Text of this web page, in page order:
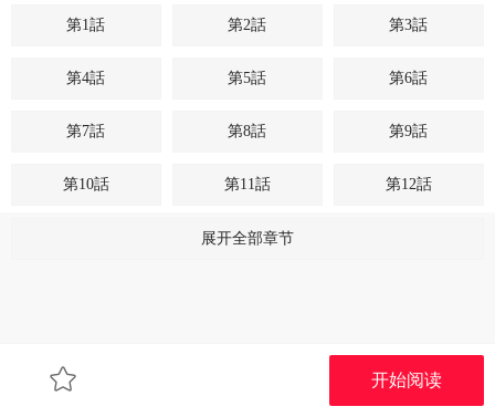
第1話 第2話 第3話
第4話 第5話 第6話
第7話 第8話 第9話
第10話 第11話 第12話
第14話
第22話
开始阅读
展开全部章节